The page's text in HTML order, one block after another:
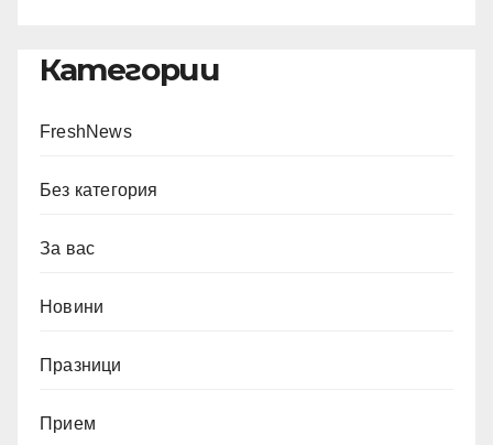
Категории
FreshNews
Без категория
За вас
Новини
Празници
Прием